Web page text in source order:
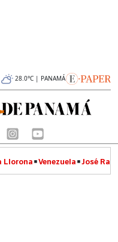
28.0°C | PANAMÁ
Llorona Venezuela José